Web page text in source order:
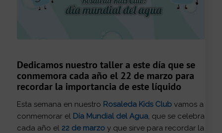
Dedicamos nuestro taller a este día que se
conmemora cada año el 22 de marzo para
recordar la importancia de este líquido
Esta semana en nuestro Rosaleda Kids Clubvamos a
conmemorar el Día Mundial del Agua, que se celebra
cada año el 22 de marzoy que sirve para recordar la